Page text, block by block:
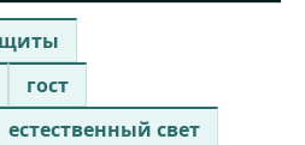
гост
естественный свет